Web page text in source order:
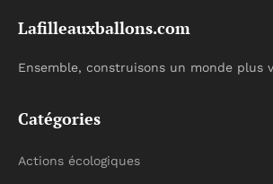
Lafilleauxballons.com
Ensemble, construisons un monde plus
Catégories
Actions écologiques